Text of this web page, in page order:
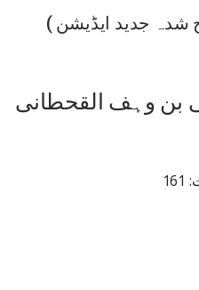
جدید ایڈیشن )
بن وہف القحطانی